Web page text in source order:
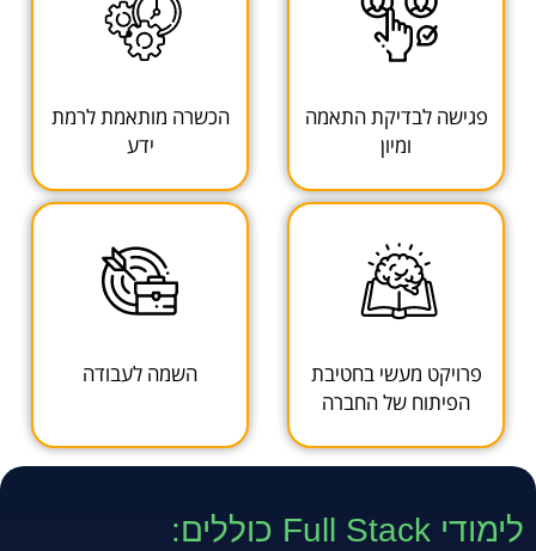
פגישה לבדיקת התאמה
ומיון
הכשרה מותאמת לרמת
ידע
פרויקט מעשי בחטיבת
הפיתוח של החברה
השמה לעבודה
לימודי Full Stack כוללים: